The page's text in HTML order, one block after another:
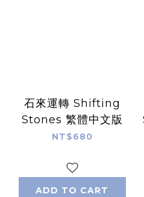
石來運轉 Shifting
Stones 繁體中文版
NT$680
ADD TO CART